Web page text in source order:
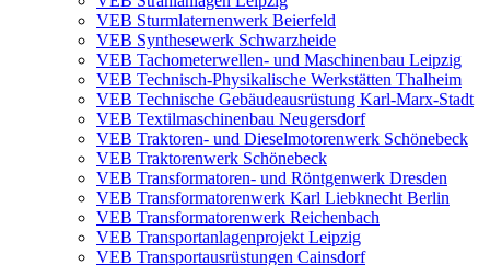
VEB Sturmlaternenwerk Beierfeld
VEB Synthesewerk Schwarzheide
VEB Tachometerwellen- und Maschinenbau Leipzig
VEB Technisch-Physikalische Werkstätten Thalheim
VEB Technische Gebäudeausrüstung Karl-Marx-Stadt
VEB Textilmaschinenbau Neugersdorf
VEB Traktoren- und Dieselmotorenwerk Schönebeck
VEB Traktorenwerk Schönebeck
VEB Transformatoren- und Röntgenwerk Dresden
VEB Transformatorenwerk Karl Liebknecht Berlin
VEB Transformatorenwerk Reichenbach
VEB Transportanlagenprojekt Leipzig
VEB Transportausrüstungen Cainsdorf